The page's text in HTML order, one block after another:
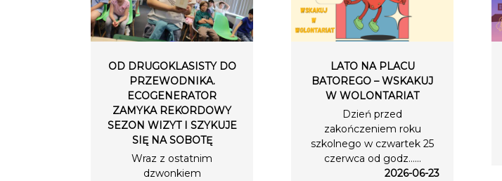
OD DRUGOKLASISTY DO
PRZEWODNIKA.
ECOGENERATOR
ZAMYKA REKORDOWY
SEZON WIZYT I SZYKUJE
SIĘ NA SOBOTĘ
Wraz z ostatnim
dzwonkiem
LATO NA PLACU
BATOREGO – WSKAKUJ
W WOLONTARIAT
Dzień przed
zakończeniem roku
szkolnego w czwartek 25
czerwca od godz…...
2026-06-23